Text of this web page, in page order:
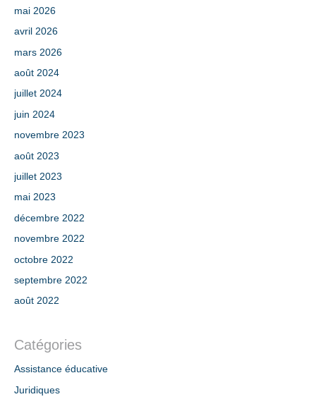
mai 2026
avril 2026
mars 2026
août 2024
juillet 2024
juin 2024
novembre 2023
août 2023
juillet 2023
mai 2023
décembre 2022
novembre 2022
octobre 2022
septembre 2022
août 2022
Catégories
Assistance éducative
Juridiques